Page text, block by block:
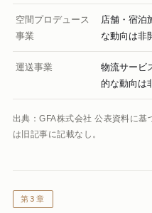
空間プロデュース
事業
店舗・宿泊
な動向は非
運送事業
物流サービ
的な動向は
出典：GFA株式会社 公表資料に
は旧記事に記載なし。
第3章